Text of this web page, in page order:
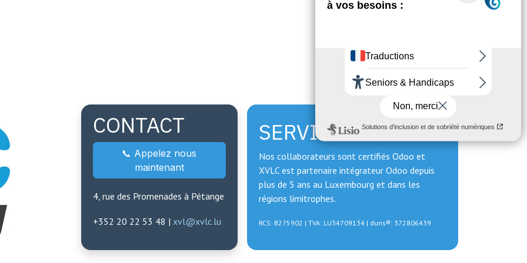
CONTACT
📞 Appelez nous
maintenant
4, rue des Promenades à Pétange
+352 20 22 53 48 |xvl@xvlc.lu
SERVICES
Nos collaborateurs sont certifiés Odoo et
XVLC est partenaire intégrateur Odoo depuis
plus de 5 ans au Luxembourg et dans les
régions limitrophes.
RCS: B275902 | TVA: LU34709134 | duns®: 372806439